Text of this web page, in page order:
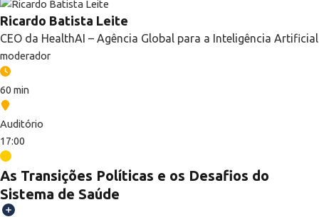
Ricardo Batista Leite
CEO da HealthAI – Agência Global para a Inteligência Artificial
moderador
60 min
Auditório
17:00
As Transições Políticas e os Desafios do
Sistema de Saúde